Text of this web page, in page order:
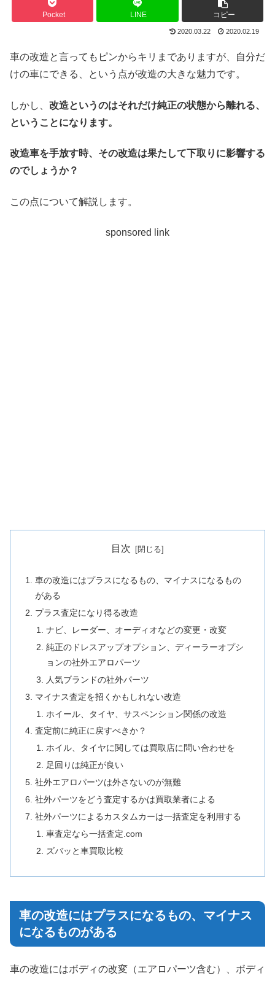
Pocket LINE コピー
2020.03.22 2020.02.19
車の改造と言ってもピンからキリまでありますが、自分だ
けの車にできる、という点が改造の大きな魅力です。
しかし、 改造というのはそれだけ純正の状態から離れる、
ということになります。
改造車を手放す時、その改造は果たして下取りに影響する
のでしょうか？
この点について解説します。
sponsored link
目次
車の改造にはプラスになるもの、マイナスになるもの
がある
プラス査定になり得る改造
ナビ、レーダー、オーディオなどの変更・改変
純正のドレスアップオプション、ディーラーオプシ
ョンの社外エアロパーツ
人気ブランドの社外パーツ
マイナス査定を招くかもしれない改造
ホイール、タイヤ、サスペンション関係の改造
査定前に純正に戻すべきか？
ホイル、タイヤに関しては買取店に問い合わせを
足回りは純正が良い
社外エアロパーツは外さないのが無難
社外パーツをどう査定するかは買取業者による
社外パーツによるカスタムカーは一括査定を利用する
車査定なら一括査定.com
ズバッと車買取比較
車の改造にはプラスになるもの、マイナス
になるものがある
車の改造にはボディの改変（エアロパーツ含む）、ボディ